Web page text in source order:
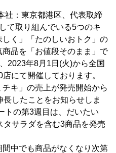
社：東京都港区、代表取締
て取り組んでいる5つのキ
く」「たのしいおトク」の
品を「お値段そのまま」で
2023年8月1日(火)から全国
にて開催しております。
キ」の売上が発売開始から
したことをお知らせしま
トの第3週目は、だいたい
サラダを含む3商品を発売
中でも商品がなくなり次第